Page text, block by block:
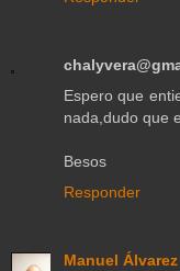
Espero que
nada,dudo que
Besos
Responder
Manuel Álvarez